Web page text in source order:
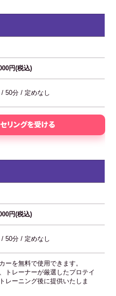
円(税込)
/ 50分 / 定めなし
リングを受ける
円(税込)
/ 50分 / 定めなし
ーを無料で使用できます。
トレーナーが厳選したプロテイ
レーニング後に提供いたしま